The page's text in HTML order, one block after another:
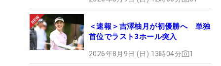
＜速報＞吉澤柚月が初優勝へ 単独
首位でラスト3ホール突入
2026年8月9日 (日) 13時04分 1